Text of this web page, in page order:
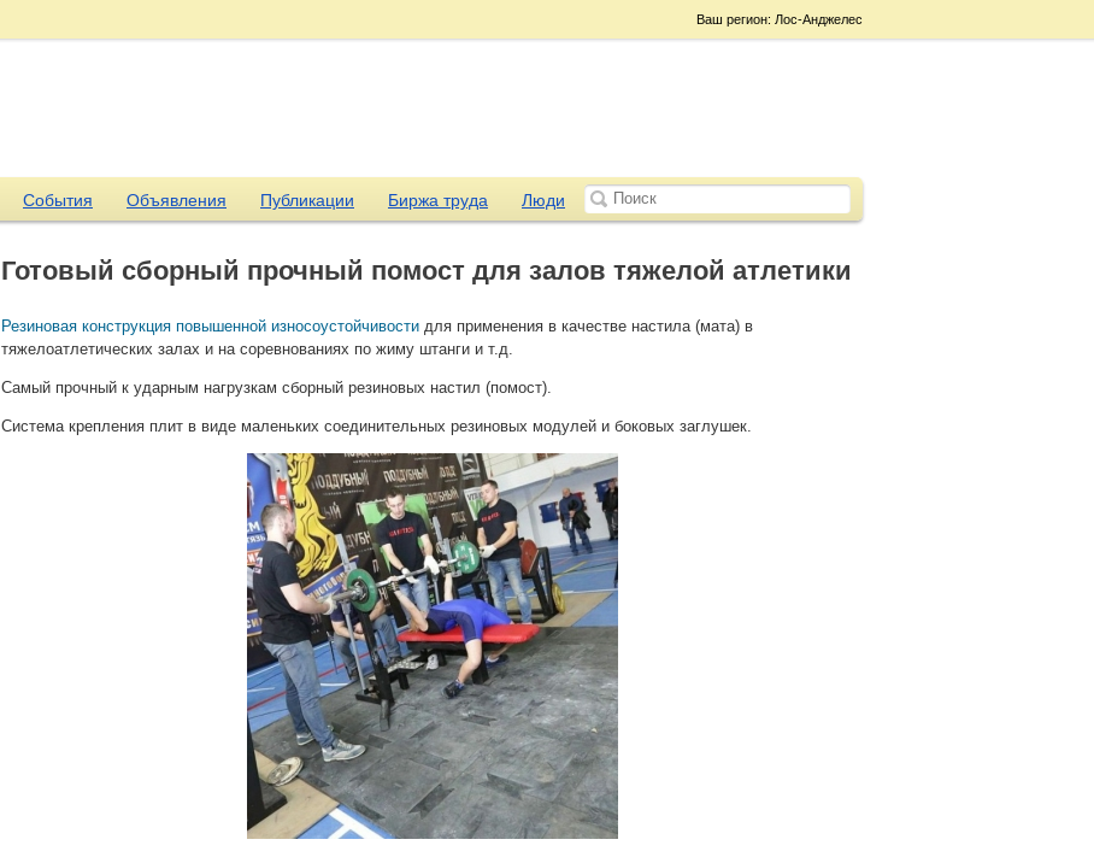
Ваш регион: Лос-Анджелес
События Объявления Публикации Биржа труда Люди
Готовый сборный прочный помост для залов тяжелой атлетики
Резиновая конструкция повышенной износоустойчивости для применения в качестве настила (мата) в
тяжелоатлетических залах и на соревнованиях по жиму штанги и т.д.
Самый прочный к ударным нагрузкам сборный резиновых настил (помост).
Система крепления плит в виде маленьких соединительных резиновых модулей и боковых заглушек.